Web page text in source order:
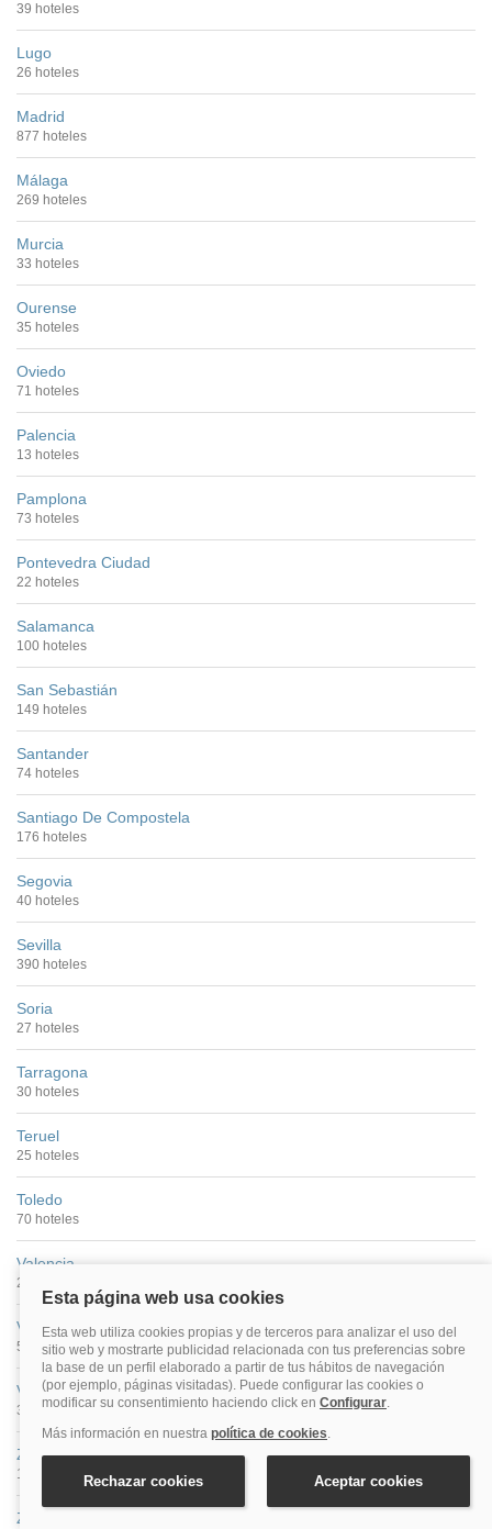
39 hoteles
Lugo
26 hoteles
Madrid
877 hoteles
Málaga
269 hoteles
Murcia
33 hoteles
Ourense
35 hoteles
Oviedo
71 hoteles
Palencia
13 hoteles
Pamplona
73 hoteles
Pontevedra Ciudad
22 hoteles
Salamanca
100 hoteles
San Sebastián
149 hoteles
Santander
74 hoteles
Santiago De Compostela
176 hoteles
Segovia
40 hoteles
Sevilla
390 hoteles
Soria
27 hoteles
Tarragona
30 hoteles
Teruel
25 hoteles
Toledo
70 hoteles
Valencia
299 hoteles
Valladolid
53 hoteles
Vitoria
37 hoteles
Zamora
18 hoteles
Zaragoza